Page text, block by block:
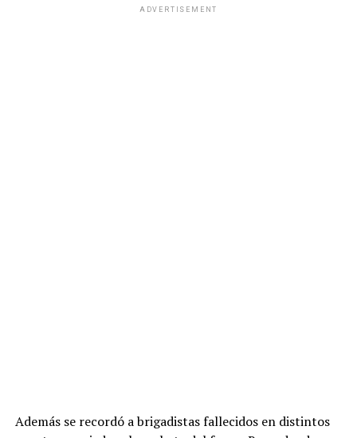
ADVERTISEMENT
Además se recordó a brigadistas fallecidos en distintos